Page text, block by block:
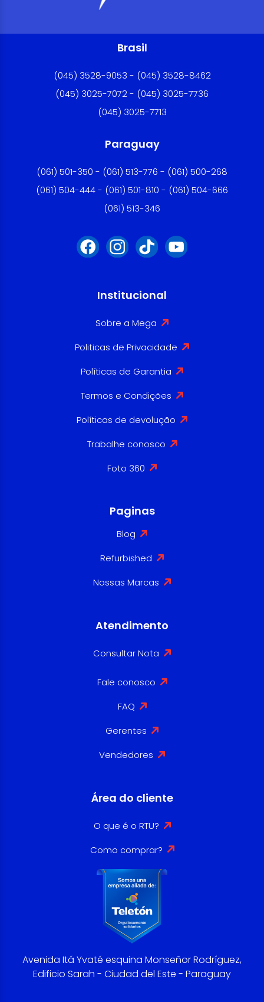
Brasil
(045) 3528-9053 - (045) 3528-8462
(045) 3025-7072 - (045) 3025-7736
(045) 3025-7713
Paraguay
(061) 501-350 - (061) 513-776 - (061) 500-268
(061) 504-444 - (061) 501-810 - (061) 504-666
(061) 513-346
Institucional
Sobre a Mega
Politicas de Privacidade
Políticas de Garantia
Termos e Condições
Políticas de devolução
Trabalhe conosco
Foto 360
Paginas
Blog
Refurbished
Nossas Marcas
Atendimento
Consultar Nota
Fale conosco
FAQ
Gerentes
Vendedores
Área do cliente
O que é o RTU?
Como comprar?
Avenida Itá Yvaté esquina Monseñor Rodríguez,
Edificio Sarah - Ciudad del Este - Paraguay